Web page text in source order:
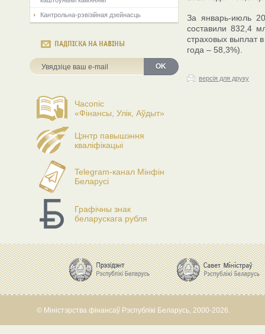
Кантрольна-рэвізійная дзейнасць
ПАДПІСКА НА НАВІНЫ
OK
Часопіс
«Фінансы, Улік, Аўдыт»
Цэнтр павышэння
кваліфікацыі
Telegram-канал Мінфін
Беларусі
Графічны знак
беларускага рубля
За январь-июль
составили 832,4
страховых выплат
года – 58,3%).
версія для друку
© Міністэрства фінансаў Рэспублікі Беларусь, 2000-2026.